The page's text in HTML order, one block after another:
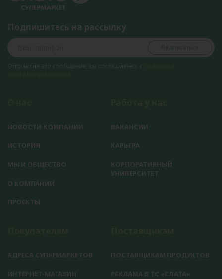
Подпишитесь на рассылку
Подписаться
Отправляя это сообщение, вы соглашаетесь с
НОВОСТИ КОМПАНИИ
ИСТОРИЯ
МЫ И ОБЩЕСТВО
О КОМПАНИИ
ПРОЕКТЫ
ВАКАНСИИ
КАРЬЕРА
КОРПОРАТИВНЫЙ
УНИВЕРСИТЕТ
АДРЕСА СУПЕРМАРКЕТОВ
ИНТЕРНЕТ-МАГАЗИН
ПОСТАВЩИКАМ ПРОДУКТОВ
РЕКЛАМА В ТС «СЛАТА»